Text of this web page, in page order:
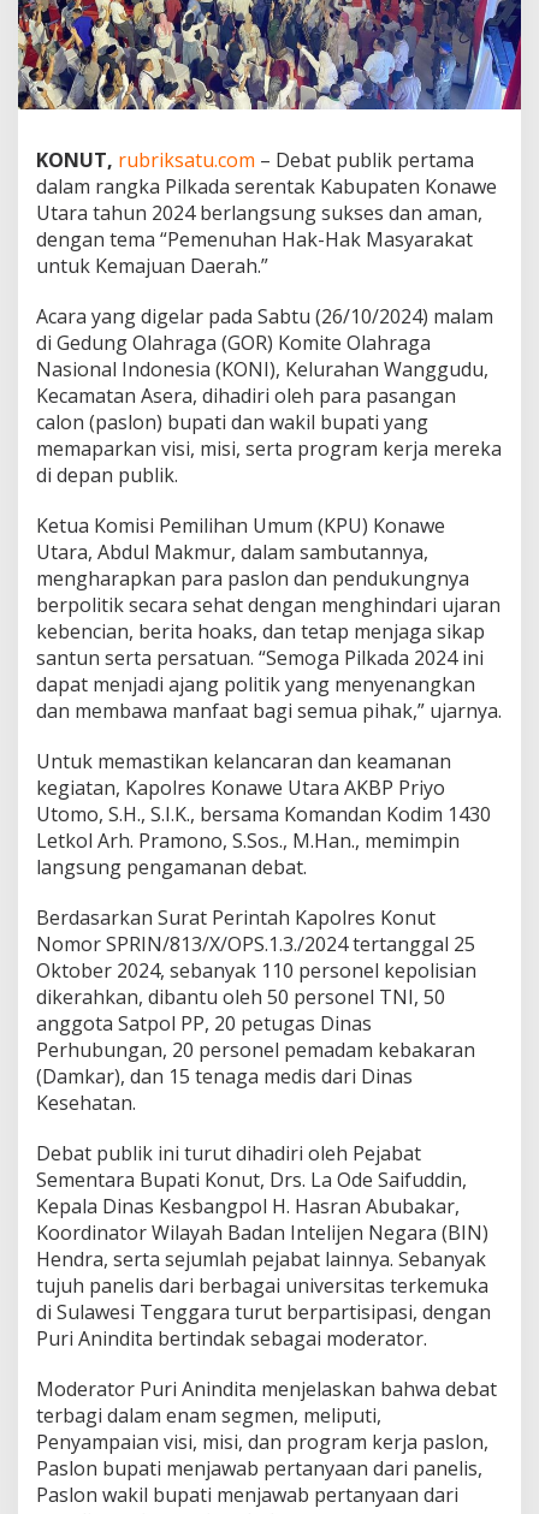
a
n
I
n
s
n
s
i
T
e
r
a
i
t
B
e
r
h
l
A
m
a
n
k
a
n
D
a
t
P
u
b
l
k
P
e
r
t
a
m
a
k
a
d
a
K
o
n
a
w
t
a
r
a
KONUT, rubriksatu.com – Debat publik pertama
dalam rangka Pilkada serentak Kabupaten Konawe
Utara tahun 2024 berlangsung sukses dan aman,
dengan tema “Pemenuhan Hak-Hak Masyarakat
untuk Kemajuan Daerah.”
Acara yang digelar pada Sabtu (26/10/2024) malam
di Gedung Olahraga (GOR) Komite Olahraga
Nasional Indonesia (KONI), Kelurahan Wanggudu,
Kecamatan Asera, dihadiri oleh para pasangan
calon (paslon) bupati dan wakil bupati yang
memaparkan visi, misi, serta program kerja mereka
di depan publik.
Ketua Komisi Pemilihan Umum (KPU) Konawe
Utara, Abdul Makmur, dalam sambutannya,
mengharapkan para paslon dan pendukungnya
berpolitik secara sehat dengan menghindari ujaran
kebencian, berita hoaks, dan tetap menjaga sikap
santun serta persatuan. “Semoga Pilkada 2024 ini
dapat menjadi ajang politik yang menyenangkan
dan membawa manfaat bagi semua pihak,” ujarnya.
Untuk memastikan kelancaran dan keamanan
kegiatan, Kapolres Konawe Utara AKBP Priyo
Utomo, S.H., S.I.K., bersama Komandan Kodim 1430
Letkol Arh. Pramono, S.Sos., M.Han., memimpin
langsung pengamanan debat.
Berdasarkan Surat Perintah Kapolres Konut
Nomor SPRIN/813/X/OPS.1.3./2024 tertanggal 25
Oktober 2024, sebanyak 110 personel kepolisian
dikerahkan, dibantu oleh 50 personel TNI, 50
anggota Satpol PP, 20 petugas Dinas
Perhubungan, 20 personel pemadam kebakaran
(Damkar), dan 15 tenaga medis dari Dinas
Kesehatan.
Debat publik ini turut dihadiri oleh Pejabat
Sementara Bupati Konut, Drs. La Ode Saifuddin,
Kepala Dinas Kesbangpol H. Hasran Abubakar,
Koordinator Wilayah Badan Intelijen Negara (BIN)
Hendra, serta sejumlah pejabat lainnya. Sebanyak
tujuh panelis dari berbagai universitas terkemuka
di Sulawesi Tenggara turut berpartisipasi, dengan
Puri Anindita bertindak sebagai moderator.
Moderator Puri Anindita menjelaskan bahwa debat
terbagi dalam enam segmen, meliputi,
Penyampaian visi, misi, dan program kerja paslon,
Paslon bupati menjawab pertanyaan dari panelis,
Paslon wakil bupati menjawab pertanyaan dari